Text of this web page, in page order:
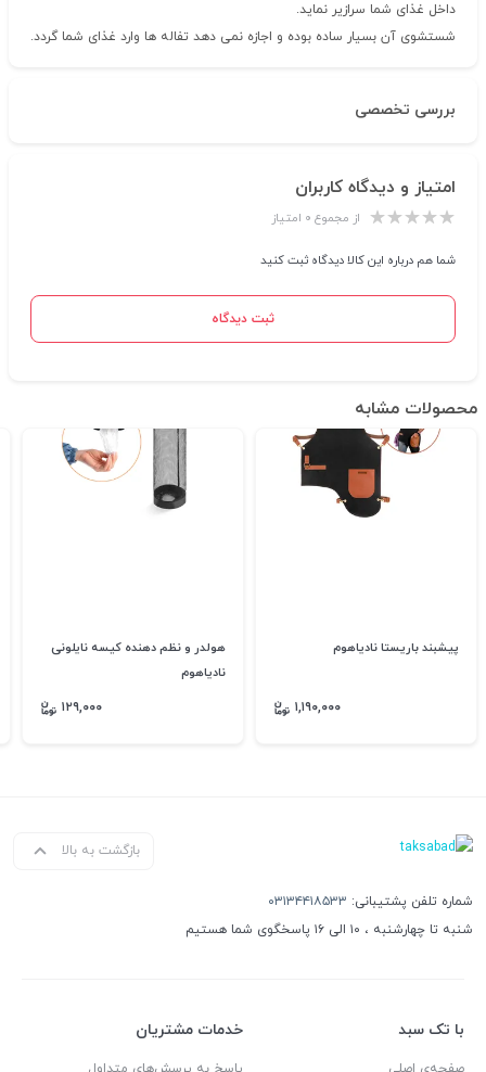
داخل غذای شما سرازیر نماید.
شستشوی آن بسیار ساده بوده و اجازه نمی دهد تفاله ها وارد غذای شما گردد.
بررسی تخصصی
امتیاز و دیدگاه کاربران
از مجموع ۰ امتیاز
شما هم درباره این کالا دیدگاه ثبت کنید
ثبت دیدگاه
محصولات مشابه
پیشبند باریستا نادیاهوم
۱,۱۹۰,۰۰۰
هولدر و نظم دهنده کیسه نایلونی
نادیاهوم
۱۲۹,۰۰۰
بازگشت به بالا
شماره تلفن پشتیبانی: ۰۳۱۳۴۴۱۸۵۳۳
شنبه تا چهارشنبه ، ۱۰ الی ۱۶ پاسخگوی شما هستیم
با تک سبد خدمات مشتریان